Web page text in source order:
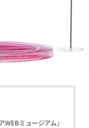
WEBミュージアム」